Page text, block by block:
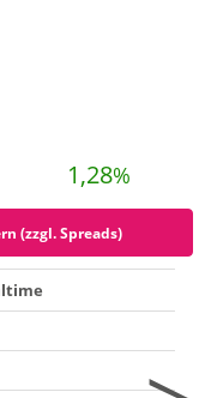
1,28%
(zzgl. Spreads)